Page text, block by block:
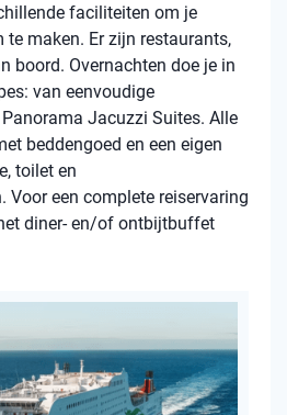
faciliteiten om je
maken. Er zijn restaurants,
boord. Overnachten doe je in
van eenvoudige
Jacuzzi Suites. Alle
beddengoed en een eigen
toilet en
Voor een complete reiservaring
diner- en/of ontbijtbuffet